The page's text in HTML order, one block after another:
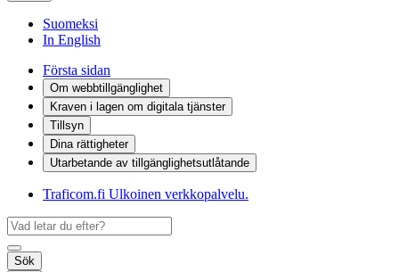
Suomeksi
In English
Första sidan
Om webbtillgänglighet
Kraven i lagen om digitala tjänster
Tillsyn
Dina rättigheter
Utarbetande av tillgänglighets­utlåtande
Traficom.fi Ulkoinen verkkopalvelu.
Sök